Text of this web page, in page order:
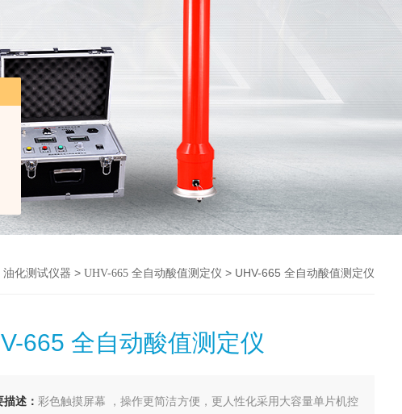
油化测试仪器 >UHV-665 全自动酸值测定仪 > UHV-665 全自动酸值测定仪
665 全自动酸值测定仪
描述： 彩色触摸屏幕 ，操作更简洁方便，更人性化采用大容量单片机控